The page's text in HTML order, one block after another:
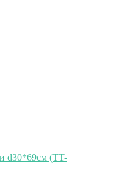
d30*69см (TT-